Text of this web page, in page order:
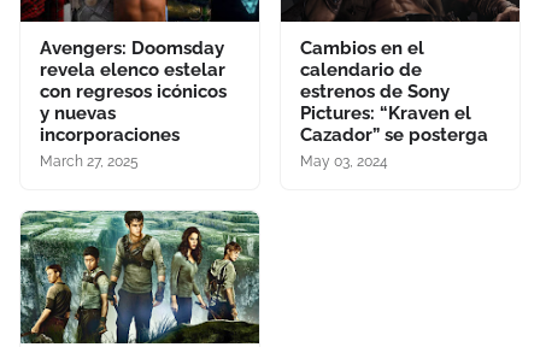
Avengers: Doomsday
revela elenco estelar
con regresos icónicos
y nuevas
incorporaciones
March 27, 2025
Cambios en el
calendario de
estrenos de Sony
Pictures: “Kraven el
Cazador” se posterga
May 03, 2024